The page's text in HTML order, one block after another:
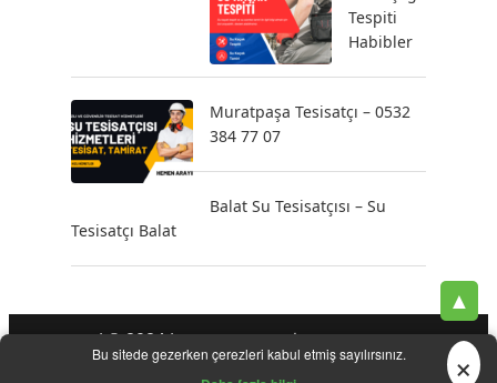
Tespiti
Habibler
Muratpaşa Tesisatçı – 0532
384 77 07
Balat Su Tesisatçısı – Su
Tesisatçı Balat
Bu sitede gezerken çerezleri kabul etmiş sayılırsınız. ×
▲
| © 2024 |- - - Klozet
Su Kaçak Tespiti-Su Tesisatçı-Su Tesisat Hizmetleri-